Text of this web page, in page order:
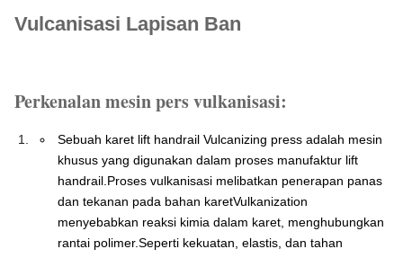
Vulcanisasi Lapisan Ban
Perkenalan mesin pers vulkanisasi:
Sebuah karet lift handrail Vulcanizing press adalah mesin
khusus yang digunakan dalam proses manufaktur lift
handrail.Proses vulkanisasi melibatkan penerapan panas
dan tekanan pada bahan karetVulkanization
menyebabkan reaksi kimia dalam karet, menghubungkan
rantai polimer.Seperti kekuatan, elastis, dan tahan